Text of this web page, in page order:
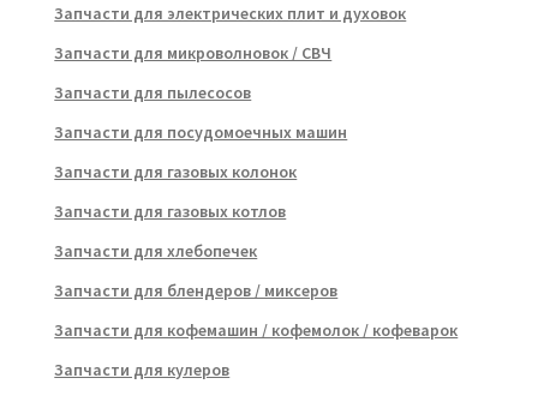
Запчасти для электрических плит и духовок
Запчасти для микроволновок / СВЧ
Запчасти для пылесосов
Запчасти для посудомоечных машин
Запчасти для газовых колонок
Запчасти для газовых котлов
Запчасти для хлебопечек
Запчасти для блендеров / миксеров
Запчасти для кофемашин / кофемолок / кофеварок
Запчасти для кулеров